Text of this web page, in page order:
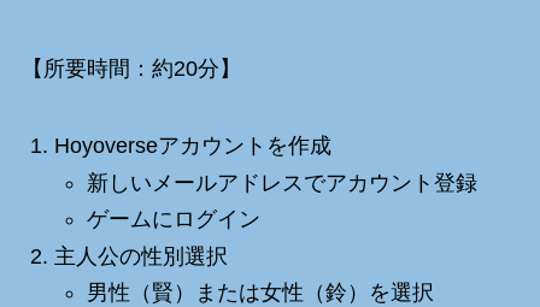
【所要時間：約20分】
Hoyoverseアカウントを作成
新しいメールアドレスでアカウント登録
ゲームにログイン
主人公の性別選択
男性（賢）または女性（鈴）を選択